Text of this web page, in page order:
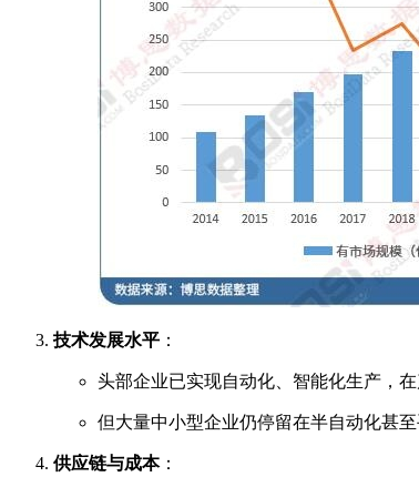
技术发展水平 ：
头部企业已实现自动化、智能化生产，
但大量中小型企业仍停留在半自动化甚
供应链与成本：